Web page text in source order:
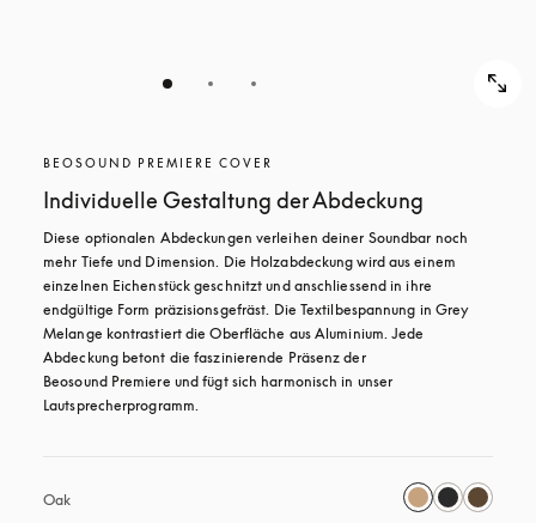
BEOSOUND PREMIERE COVER
Individuelle Gestaltung der Abdeckung
Diese optionalen Abdeckungen verleihen deiner Soundbar noch
mehr Tiefe und Dimension. Die Holzabdeckung wird aus einem
einzelnen Eichenstück geschnitzt und anschliessend in ihre
endgültige Form präzisionsgefräst. Die Textilbespannung in Grey
Melange kontrastiert die Oberfläche aus Aluminium. Jede
Abdeckung betont die faszinierende Präsenz der
Beosound Premiere und fügt sich harmonisch in unser
Lautsprecherprogramm.
Oak